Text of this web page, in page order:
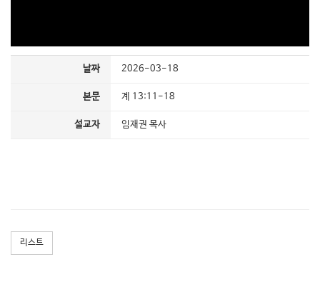
날짜 2026-03-18
본문 계 13:11-18
설교자 임재권 목사
리스트